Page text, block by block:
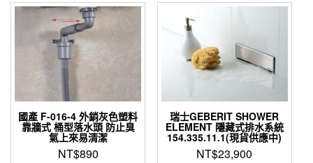
國產 F-016-4 外銷灰色塑料
靠牆式 桶型落水頭 防止臭
氣上來易清潔
NT$890
瑞士GEBERIT SHOWER
ELEMENT 隱藏式排水系統
154.335.11.1(現貨供應中)
NT$23,900